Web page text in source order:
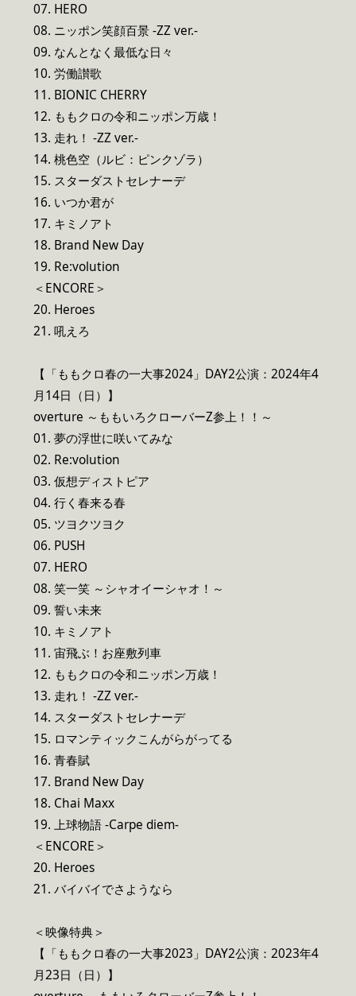
07. HERO
08. ニッポン笑顔百景 -ZZ ver.-
09. なんとなく最低な日々
10. 労働讃歌
11. BIONIC CHERRY
12. ももクロの令和ニッポン万歳！
13. 走れ！ -ZZ ver.-
14. 桃色空（ルビ：ピンクゾラ）
15. スターダストセレナーデ
16. いつか君が
17. キミノアト
18. Brand New Day
19. Re:volution
＜ENCORE＞
20. Heroes
21. 吼えろ
【「ももクロ春の一大事2024」DAY2公演：2024年4
月14日（日）】
overture ～ももいろクローバーZ参上！！～
01. 夢の浮世に咲いてみな
02. Re:volution
03. 仮想ディストピア
04. 行く春来る春
05. ツヨクツヨク
06. PUSH
07. HERO
08. 笑一笑 ～シャオイーシャオ！～
09. 誓い未来
10. キミノアト
11. 宙飛ぶ！お座敷列車
12. ももクロの令和ニッポン万歳！
13. 走れ！ -ZZ ver.-
14. スターダストセレナーデ
15. ロマンティックこんがらがってる
16. 青春賦
17. Brand New Day
18. Chai Maxx
19. 上球物語 -Carpe diem-
＜ENCORE＞
20. Heroes
21. バイバイでさようなら
＜映像特典＞
【「ももクロ春の一大事2023」DAY2公演：2023年4
月23日（日）】